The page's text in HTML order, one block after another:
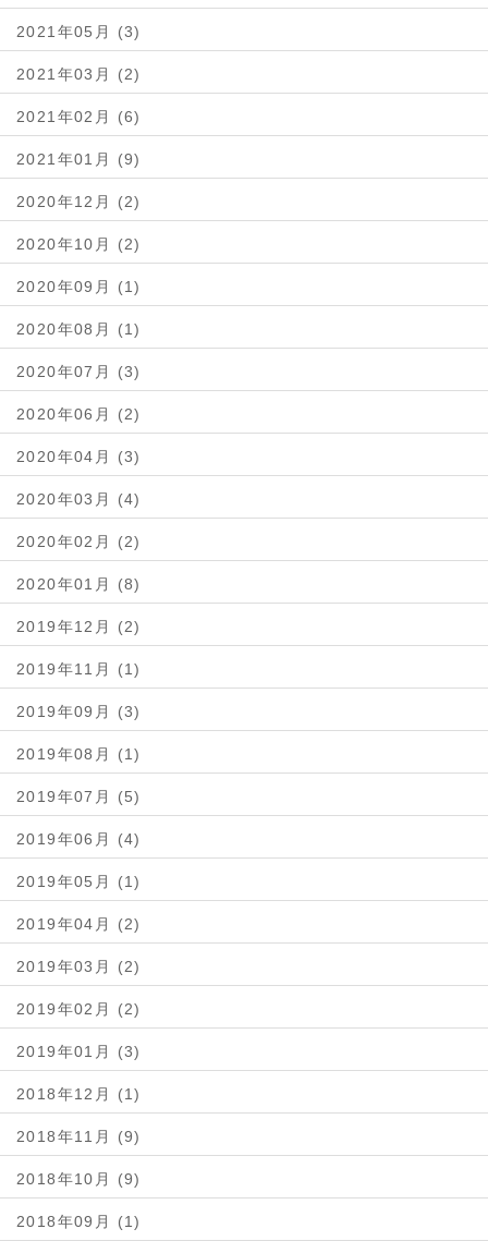
2021年05月 (3)
2021年03月 (2)
2021年02月 (6)
2021年01月 (9)
2020年12月 (2)
2020年10月 (2)
2020年09月 (1)
2020年08月 (1)
2020年07月 (3)
2020年06月 (2)
2020年04月 (3)
2020年03月 (4)
2020年02月 (2)
2020年01月 (8)
2019年12月 (2)
2019年11月 (1)
2019年09月 (3)
2019年08月 (1)
2019年07月 (5)
2019年06月 (4)
2019年05月 (1)
2019年04月 (2)
2019年03月 (2)
2019年02月 (2)
2019年01月 (3)
2018年12月 (1)
2018年11月 (9)
2018年10月 (9)
2018年09月 (1)